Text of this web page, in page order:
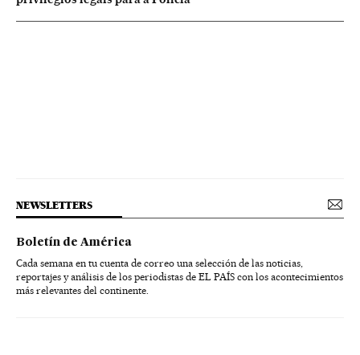
NEWSLETTERS
Boletín de América
Cada semana en tu cuenta de correo una selección de las noticias,
reportajes y análisis de los periodistas de EL PAÍS con los acontecimientos
más relevantes del continente.